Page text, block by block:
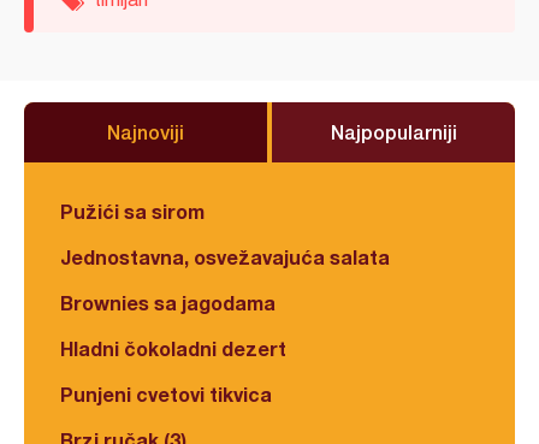
Najnoviji Najpopularniji
Pužići sa sirom
Jednostavna, osvežavajuća salata
Brownies sa jagodama
Hladni čokoladni dezert
Punjeni cvetovi tikvica